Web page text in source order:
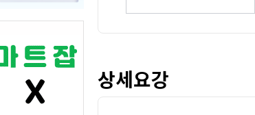
상세요강